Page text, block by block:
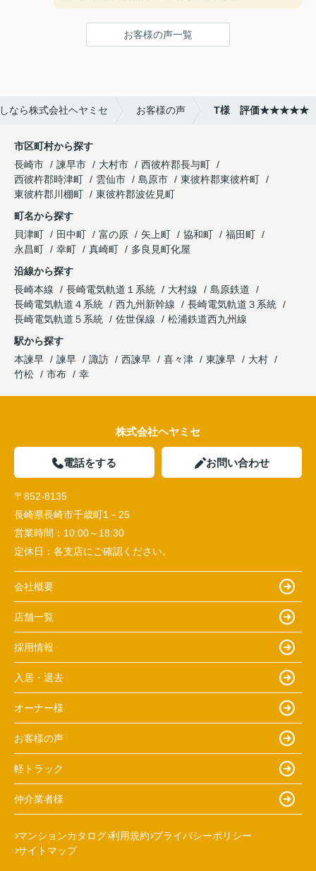
お客様の声一覧
なら株式会社ヘヤミセ お客様の声 T様 評価★★★★★
市区町村から探す
長崎市
諫早市 大村市
西彼杵郡長与町
西彼杵郡時津町
雲仙市 島原市
東彼杵郡東彼杵町
東彼杵郡川棚町
東彼杵郡波佐見町
町名から探す
貝津町
田中町 富の原 矢上町 協和町
福田町
永昌町
幸町 真崎町
多良見町化屋
沿線から探す
長崎本線
長崎電気軌道１系統 大村線
島原鉄道
長崎電気軌道４系統
西九州新幹線
長崎電気軌道３系統
長崎電気軌道５系統
佐世保線
松浦鉄道西九州線
駅から探す
本諫早
諫早 諏訪 西諫早 喜々津 東諫早
大村
竹松
市布 幸
株式会社ヘヤミセ
電話をする お問い合わせ
〒852-8135
長崎県長崎市千歳町1－25
営業時間： 10:00～18:30
定休日： 各支店にご確認ください。
会社概要
店舗一覧
採用情報
入居・退去
オーナー様
お客様の声
軽トラック
仲介業者様
マンションカタログ 利用規約 プライバシーポリシー
サイトマップ